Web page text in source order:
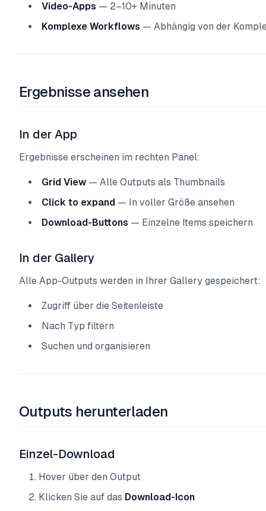
Video-Apps — 2–10+ Minuten
Komplexe Workflows — Abhängig von der
Ergebnisse ansehen
In der App
Ergebnisse erscheinen im rechten Panel:
Grid View — Alle Outputs als Thumbnails
Click to expand — In voller Größe ansehen
Download-Buttons — Einzelne Items speichern
In der Gallery
Alle App-Outputs werden in Ihrer Gallery gespeichert:
Zugriff über die Seitenleiste
Nach Typ filtern
Suchen und organisieren
Outputs herunterladen
Einzel-Download
Hover über den Output
Klicken Sie auf das Download-Icon